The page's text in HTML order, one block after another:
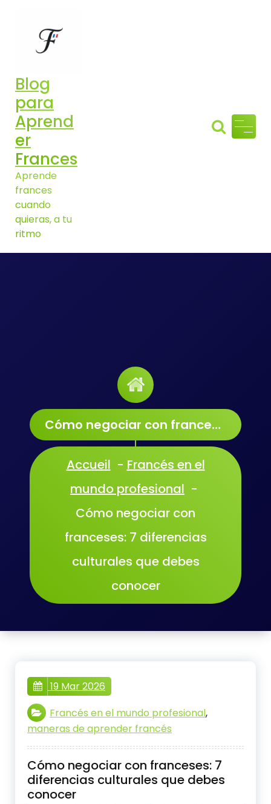
contenu
Blog
para
Aprend
er
Frances
Aprende
frances
cuando
quieras, a tu
ritmo
Cómo negociar con franceses: 7 diferencias culturales que debes conocer
Accueil - Francés en el
mundo profesional -
Cómo negociar con
franceses: 7 diferencias
culturales que debes
conocer
19 Mar 2026
Francés en el mundo profesional,
maneras de aprender francés
Cómo negociar con franceses: 7
diferencias culturales que debes
conocer